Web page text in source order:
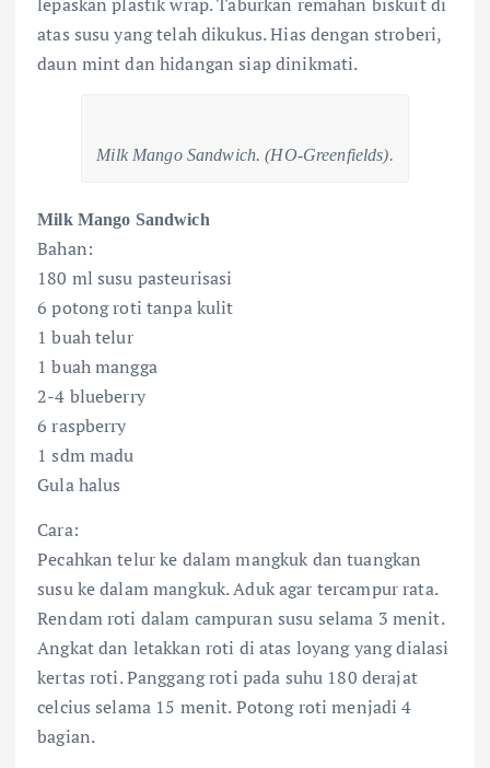
atas susu yang telah dikukus. Hias dengan stroberi,
daun mint dan hidangan siap dinikmati.
Milk Mango Sandwich. (HO-Greenfields).
Milk Mango Sandwich
Bahan:
180 ml susu pasteurisasi
6 potong roti tanpa kulit
1 buah telur
1 buah mangga
2-4 blueberry
6 raspberry
1 sdm madu
Gula halus
Cara:
Pecahkan telur ke dalam mangkuk dan tuangkan
susu ke dalam mangkuk. Aduk agar tercampur rata.
Rendam roti dalam campuran susu selama 3 menit.
Angkat dan letakkan roti di atas loyang yang dialasi
kertas roti. Panggang roti pada suhu 180 derajat
celcius selama 15 menit. Potong roti menjadi 4
bagian.